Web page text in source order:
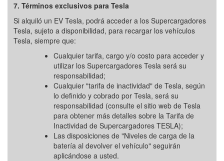
7. Términos exclusivos para Tesla
Si alquiló un EV Tesla, podrá acceder a los Supercargadores
Tesla, sujeto a disponibilidad, para recargar los vehículos
Tesla, siempre que:
Cualquier tarifa, cargo y/o costo para acceder y
utilizar los Supercargadores Tesla será su
responsabilidad;
Cualquier "tarifa de inactividad" de Tesla, según
lo definido y cobrado por Tesla, será su
responsabilidad (consulte el sitio web de Tesla
para obtener más detalles sobre la Tarifa de
Inactividad de Supercargadores TESLA);
Las disposiciones de "Niveles de carga de la
batería al devolver el vehículo" seguirán
aplicándose a usted.